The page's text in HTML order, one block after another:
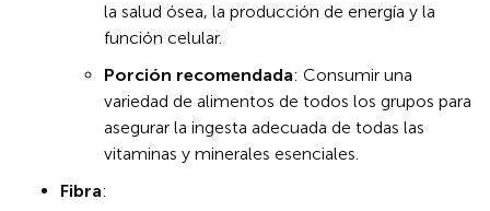
la salud ósea, la producción de energía y la
función celular.
Porción recomendada: Consumir una
variedad de alimentos de todos los grupos para
asegurar la ingesta adecuada de todas las
vitaminas y minerales esenciales.
Fibra: